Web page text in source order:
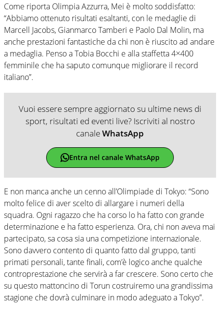
Come riporta Olimpia Azzurra, Mei è molto soddisfatto:
“Abbiamo ottenuto risultati esaltanti, con le medaglie di
Marcell Jacobs, Gianmarco Tamberi e Paolo Dal Molin, ma
anche prestazioni fantastiche da chi non è riuscito ad andare
a medaglia. Penso a Tobia Bocchi e alla staffetta 4×400
femminile che ha saputo comunque migliorare il record
italiano”.
Vuoi essere sempre aggiornato su ultime news di
sport, risultati ed eventi live? Iscriviti al nostro
canaleWhatsApp
Entra nel canale WhatsApp
E non manca anche un cenno all’Olimpiade di Tokyo: “Sono
molto felice di aver scelto di allargare i numeri della
squadra. Ogni ragazzo che ha corso lo ha fatto con grande
determinazione e ha fatto esperienza. Ora, chi non aveva mai
partecipato, sa cosa sia una competizione internazionale.
Sono davvero contento di quanto fatto dal gruppo, tanti
primati personali, tante finali, com’è logico anche qualche
controprestazione che servirà a far crescere. Sono certo che
su questo mattoncino di Torun costruiremo una grandissima
stagione che dovrà culminare in modo adeguato a Tokyo”.